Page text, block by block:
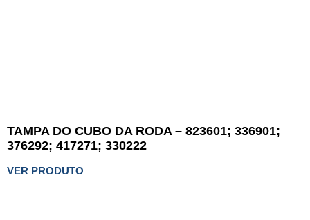
TAMPA DO CUBO DA RODA – 823601; 336901;
376292; 417271; 330222
VER PRODUTO